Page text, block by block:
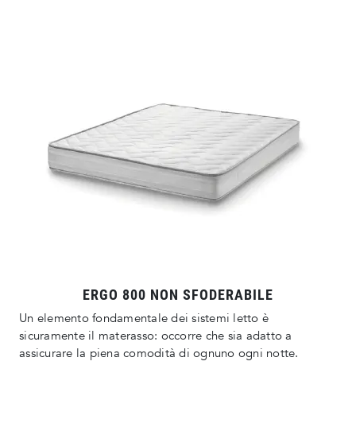
ERGO 800 NON SFODERABILE
Un elemento fondamentale dei sistemi letto è
sicuramente il materasso: occorre che sia adatto a
assicurare la piena comodità di ognuno ogni notte.